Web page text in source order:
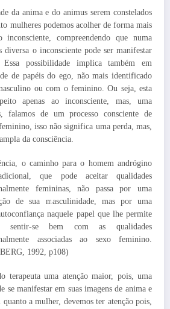
da anima e do animus serem constelados
mulheres podemos acolher de forma mais
compreendendo que numa
diversa o inconsciente pode ser manifestar
possibilidade implica também em
de papéis do ego, não mais identificado
ou com o feminino. Ou seja, esta
apenas ao inconsciente, mas, uma
falamos de um processo consciente de
isso não significa uma perda, mas,
da consciência.
o caminho para o homem andrógino
que pode aceitar qualidades
femininas, não passa por uma
de sua masculinidade, mas por uma
naquele papel que lhe permite
sentir-se bem com as qualidades
associadas ao sexo feminino.
1992, p108)
terapeuta uma atenção maior, pois, uma
se manifestar em suas imagens de anima e
a mulher, devemos ter atenção pois,